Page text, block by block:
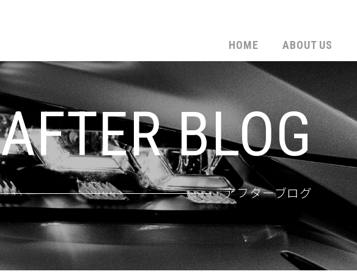
HOME ABOUT US
AFTER BLOG
アフターブログ